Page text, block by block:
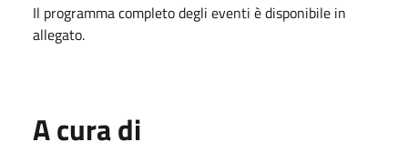
Il programma completo degli eventi è disponibile in
allegato.
A cura di